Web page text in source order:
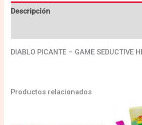
Descripción
DIABLO PICANTE – GAME SEDUCTIVE
Productos relacionados